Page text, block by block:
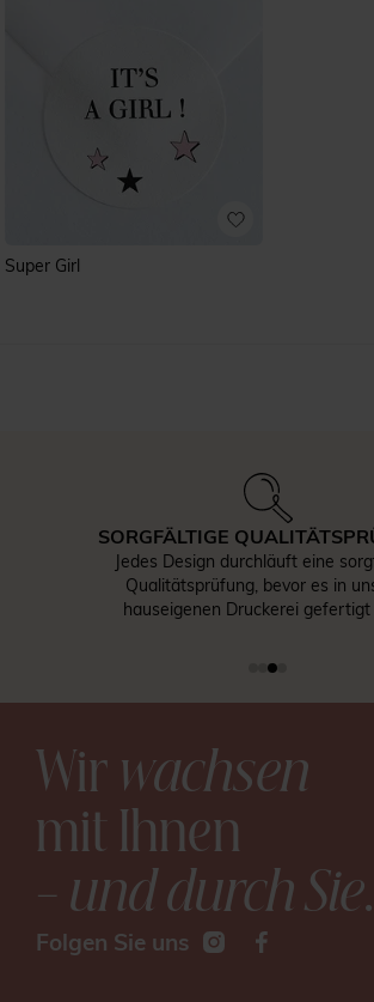
Super Girl
SORGFÄLTIGE
Jedes Design durchläuft eine
Qualitätsprüfung, bevor es in
hauseigenen Druckerei gefertigt
Wirwachsen
mit Ihnen
– und durch Sie.
Folgen Sie uns